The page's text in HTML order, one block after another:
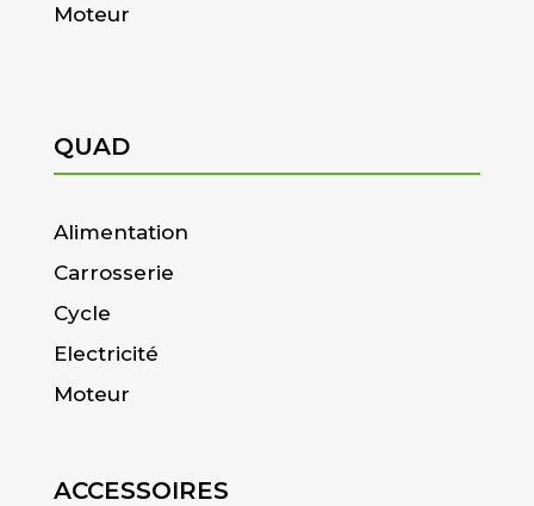
Moteur
QUAD
Alimentation
Carrosserie
Cycle
Electricité
Moteur
ACCESSOIRES